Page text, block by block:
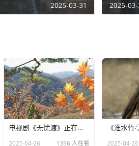
2025-03-31 2025-03-
电视剧《无忧渡》正在热播，24岁女演员夏依丹被曝去世
2025-04-26 1396 人在看 2025-04-26